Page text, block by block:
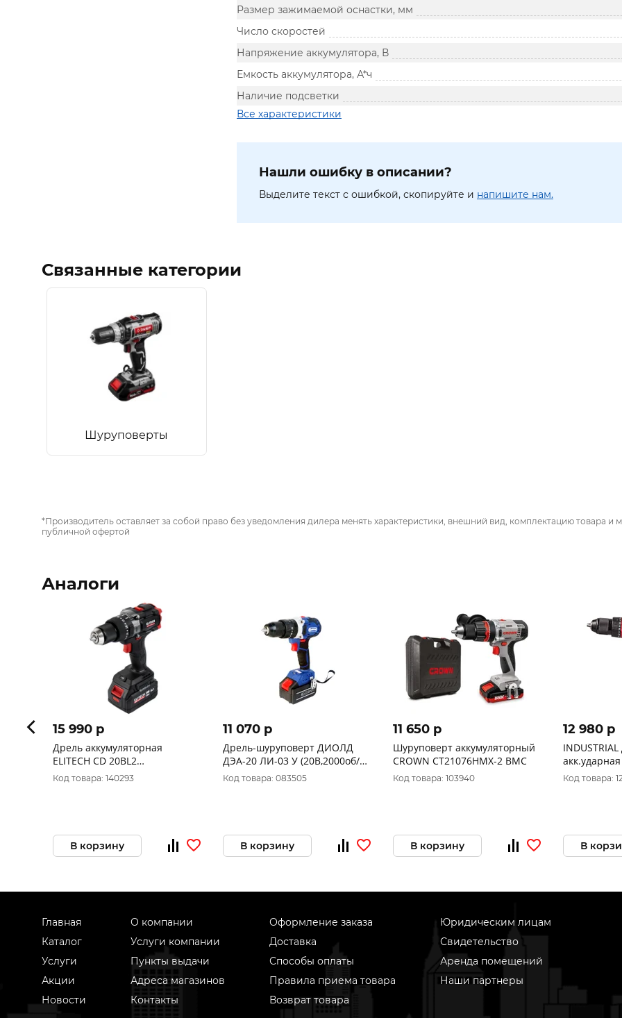
Размер зажимаемой оснастки, мм
Число скоростей
Напряжение аккумулятора, В
Емкость аккумулятора, А*ч
Наличие подсветки
Все характеристики
Нашли ошибку в описании?
Выделите текст с ошибкой, скопируйте и напишите нам.
Связанные категории
Шуруповерты
*Производитель оставляет за собой право без уведомления дилера менять характеристики, внешний вид, комплектацию товара и
публичной офертой
Аналоги
15 990 p
Дрель аккумуляторная
ELITECH CD 20BL2
(E2201.042.01)
Код товара: 140293
В корзину
11 070 p
Дрель-шуруповерт ДИОЛД
ДЭА-20 ЛИ-03 У (20В,2000об/
мин,30000уд/мин,аккум4
А*ч,оснастка1.5-13)10300020
Код товара: 083505
В корзину
11 650 p
Шуруповерт аккумуляторный
CROWN CT21076HMX-2 BMC
Код товара: 103940
В корзину
12 980 p
ONE CDI
Код товара:
В
Главная
Каталог
Услуги
Акции
Новости
О компании
Услуги компании
Пункты выдачи
Адреса магазинов
Контакты
Оформление заказа
Доставка
Способы оплаты
Правила приема товара
Возврат товара
Юридическим лицам
Свидетельство
Аренда помещений
Наши партнеры